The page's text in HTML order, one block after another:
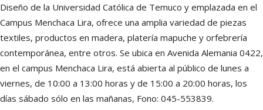
Diseño de la Universidad Católica de Temuco y emplazada en el
Campus Menchaca Lira, ofrece una amplia variedad de piezas
textiles, productos en madera, platería mapuche y orfebrería
contemporánea, entre otros. Se ubica en Avenida Alemania 0422,
en el campus Menchaca Lira, está abierta al público de lunes a
viernes, de 10:00 a 13:00 horas y de 15:00 a 20:00 horas, los
días sábado sólo en las mañanas, Fono: 045-553839.